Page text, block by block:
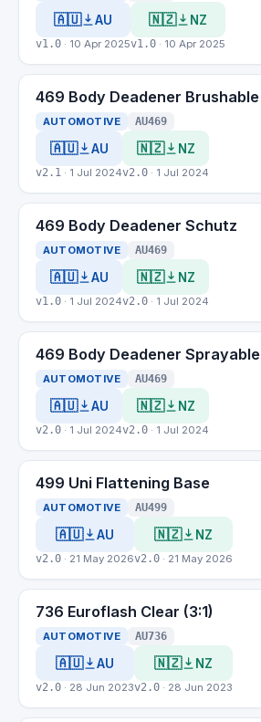
🇦🇺 AU
v1.0 · 10 Apr 2025
🇳🇿 NZ
v1.0 · 10 Apr 2025
469 Body Deadener Brushable
AUTOMOTIVE AU469
🇦🇺 AU
v2.1 · 1 Jul 2024
🇳🇿 NZ
v2.0 · 1 Jul 2024
469 Body Deadener Schutz
AUTOMOTIVE AU469
🇦🇺 AU
v1.0 · 1 Jul 2024
🇳🇿 NZ
v2.0 · 1 Jul 2024
469 Body Deadener Sprayable
AUTOMOTIVE AU469
🇦🇺 AU
v2.0 · 1 Jul 2024
🇳🇿 NZ
v2.0 · 1 Jul 2024
499 Uni Flattening Base
AUTOMOTIVE AU499
🇦🇺 AU
v2.0 · 21 May 2026
🇳🇿 NZ
v2.0 · 21 May 2026
736 Euroflash Clear (3:1)
AUTOMOTIVE AU736
🇦🇺 AU
v2.0 · 28 Jun 2023
🇳🇿 NZ
v2.0 · 28 Jun 2023